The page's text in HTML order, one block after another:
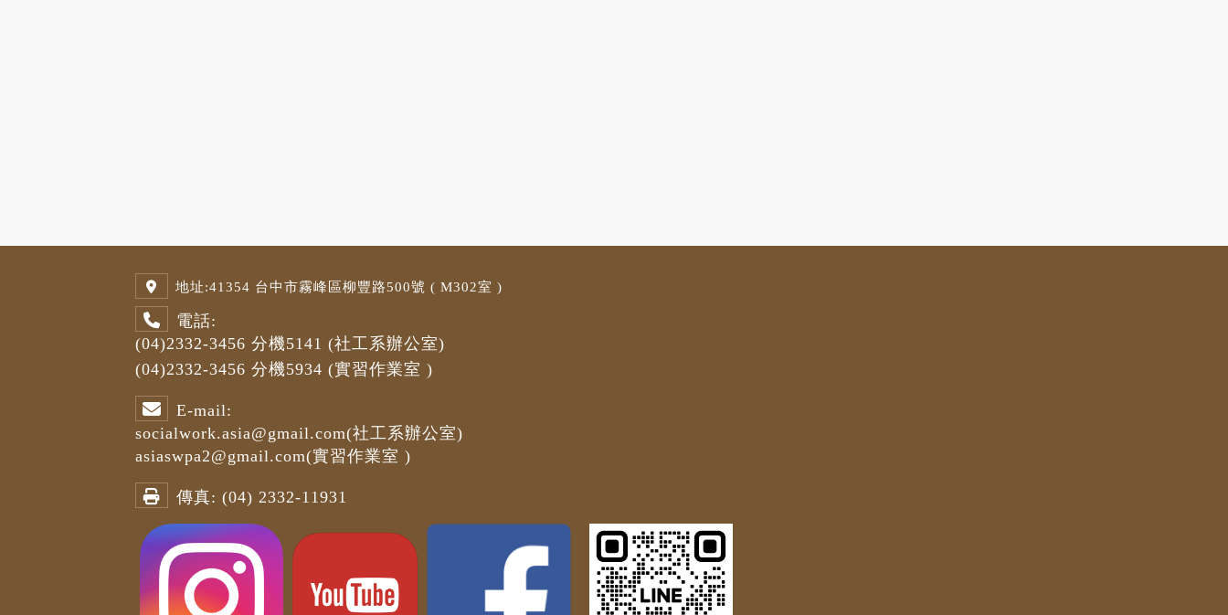
地址:41354 台中市霧峰區柳豐路500號 ( M302室 )
電話:
(04)2332-3456 分機5141 (社工系辦公室)
(04)2332-3456 分機5934 (實習作業室 )
E-mail:
socialwork.asia@gmail.com(社工系辦公室)
asiaswpa2@gmail.com(實習作業室 )
傳真: (04) 2332-11931